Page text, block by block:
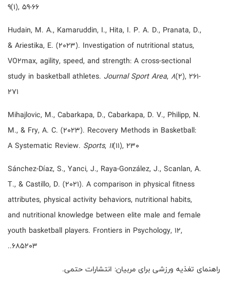
9(1), 59-66
Hudain, M. A., Kamaruddin, I., Hita, I. P. A. D., Pranata, D.,
& Ariestika, E. (2023). Investigation of nutritional status,
VO2max, agility, speed, and strength: A cross-sectional
study in basketball athletes. Journal Sport Area, 8(2), 261-
271
Mihajlovic, M., Cabarkapa, D., Cabarkapa, D. V., Philipp, N.
M., & Fry, A. C. (2023). Recovery Methods in Basketball:
A Systematic Review. Sports, 11(11), 230
Sánchez-Díaz, S., Yanci, J., Raya-González, J., Scanlan, A.
T., & Castillo, D. (2021). A comparison in physical fitness
attributes, physical activity behaviors, nutritional habits,
and nutritional knowledge between elite male and female
youth basketball players. Frontiers in Psychology, 12,
685203
..
راهنمای تغذیه ورزشی برای مربیان: انتشارات حتمی.